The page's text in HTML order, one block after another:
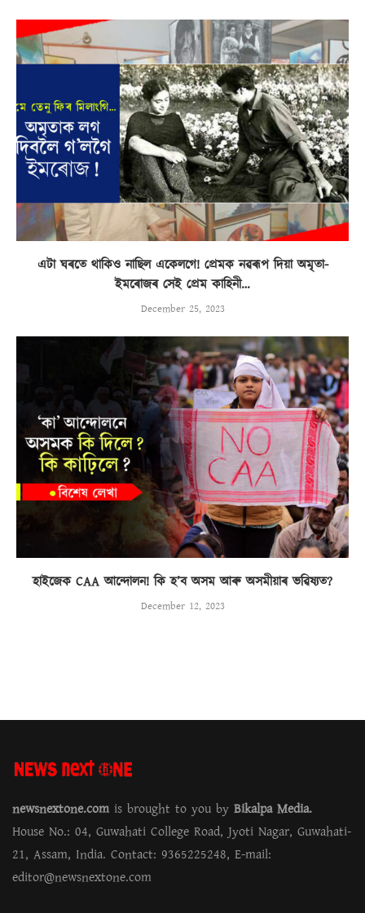
এটা ঘৰতে থাকিও নাছিল একেলগে! প্ৰেমক নৱৰূপ দিয়া অমৃতা-
ইমৰোজৰ সেই প্ৰেম কাহিনী…
December 25, 2023
হাইজেক CAA আন্দোলন! কি হ’ব অসম আৰু অসমীয়াৰ ভৱিষ্যত?
December 12, 2023
newsnextone.com is brought to you by Bikalpa Media.
House No.: 04, Guwahati College Road, Jyoti Nagar, Guwahati-
21, Assam, India. Contact: 9365225248, E-mail:
editor@newsnextone.com